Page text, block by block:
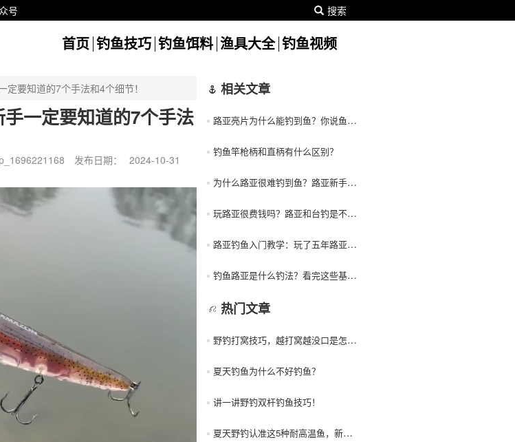
号 搜索
首页 钓鱼技巧 钓鱼饵料 渔具大全 钓鱼视频
要知道的7个手法和4个细节！
一定要知道的7个手法
发布日期：
2024-10-31
相关文章
路亚亮片为什么能钓到鱼？你说鱼他怎么会喜欢吃铁片呢！
钓鱼竿枪柄和直柄有什么区别？
为什么路亚很难钓到鱼？路亚新手一定要知道的7个手法和4个细节！
玩路亚很费钱吗？路亚和台钓是不是一样烧钱？
路亚钓鱼入门教学：玩了五年路亚给路亚新手的20个路亚经验技巧！
钓鱼路亚是什么钓法？看完这些基础知识快速入门路亚钓鱼！
热门文章
野钓打窝技巧，越打窝越没口是怎么回事？
夏天钓鱼为什么不好钓鱼？
讲一讲野钓双杆钓鱼技巧！
夏天野钓认准这5种耐高温鱼，新手也能连竿爆护！